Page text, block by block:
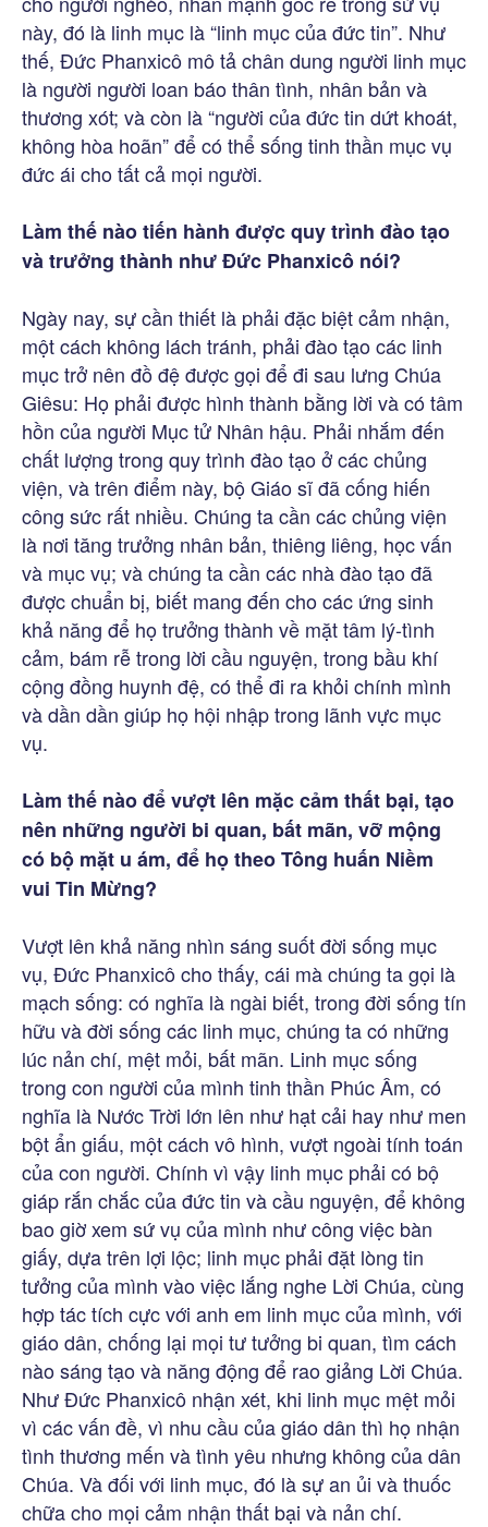
này, đó là linh mục là “linh mục của đức tin”. Như
thế, Đức Phanxicô mô tả chân dung người linh mục
là người người loan báo thân tình, nhân bản và
thương xót; và còn là “người của đức tin dứt khoát,
không hòa hoãn” để có thể sống tinh thần mục vụ
đức ái cho tất cả mọi người.
Làm thế nào tiến hành được quy trình đào tạo
và trưởng thành như Đức Phanxicô nói?
Ngày nay, sự cần thiết là phải đặc biệt cảm nhận,
một cách không lách tránh, phải đào tạo các linh
mục trở nên đồ đệ được gọi để đi sau lưng Chúa
Giêsu: Họ phải được hình thành bằng lời và có tâm
hồn của người Mục tử Nhân hậu. Phải nhắm đến
chất lượng trong quy trình đào tạo ở các chủng
viện, và trên điểm này, bộ Giáo sĩ đã cống hiến
công sức rất nhiều. Chúng ta cần các chủng viện
là nơi tăng trưởng nhân bản, thiêng liêng, học vấn
và mục vụ; và chúng ta cần các nhà đào tạo đã
được chuẩn bị, biết mang đến cho các ứng sinh
khả năng để họ trưởng thành về mặt tâm lý-tình
cảm, bám rễ trong lời cầu nguyện, trong bầu khí
cộng đồng huynh đệ, có thể đi ra khỏi chính mình
và dần dần giúp họ hội nhập trong lãnh vực mục
vụ.
Làm thế nào để vượt lên mặc cảm thất bại, tạo
nên những người bi quan, bất mãn, vỡ mộng
có bộ mặt u ám, để họ theo Tông huấn Niềm
vui Tin Mừng?
Vượt lên khả năng nhìn sáng suốt đời sống mục
vụ, Đức Phanxicô cho thấy, cái mà chúng ta gọi là
mạch sống: có nghĩa là ngài biết, trong đời sống tín
hữu và đời sống các linh mục, chúng ta có những
lúc nản chí, mệt mỏi, bất mãn. Linh mục sống
trong con người của mình tinh thần Phúc Âm, có
nghĩa là Nước Trời lớn lên như hạt cải hay như men
bột ẩn giấu, một cách vô hình, vượt ngoài tính toán
của con người. Chính vì vậy linh mục phải có bộ
giáp rắn chắc của đức tin và cầu nguyện, để không
bao giờ xem sứ vụ của mình như công việc bàn
giấy, dựa trên lợi lộc; linh mục phải đặt lòng tin
tưởng của mình vào việc lắng nghe Lời Chúa, cùng
hợp tác tích cực với anh em linh mục của mình, với
giáo dân, chống lại mọi tư tưởng bi quan, tìm cách
nào sáng tạo và năng động để rao giảng Lời Chúa.
Như Đức Phanxicô nhận xét, khi linh mục mệt mỏi
vì các vấn đề, vì nhu cầu của giáo dân thì họ nhận
tình thương mến và tình yêu nhưng không của dân
Chúa. Và đối với linh mục, đó là sự an ủi và thuốc
chữa cho mọi cảm nhận thất bại và nản chí.